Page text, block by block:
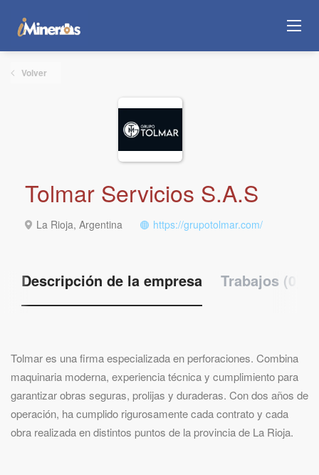
Volver
Tolmar Servicios S.A.S
La Rioja, Argentina https://grupotolmar.com/
Descripción de la empresa Trabajos (0)
Tolmar es una firma especializada en perforaciones. Combina
maquinaria moderna, experiencia técnica y cumplimiento para
garantizar obras seguras, prolijas y duraderas. Con dos años de
operación, ha cumplido rigurosamente cada contrato y cada
obra realizada en distintos puntos de la provincia de La Rioja.